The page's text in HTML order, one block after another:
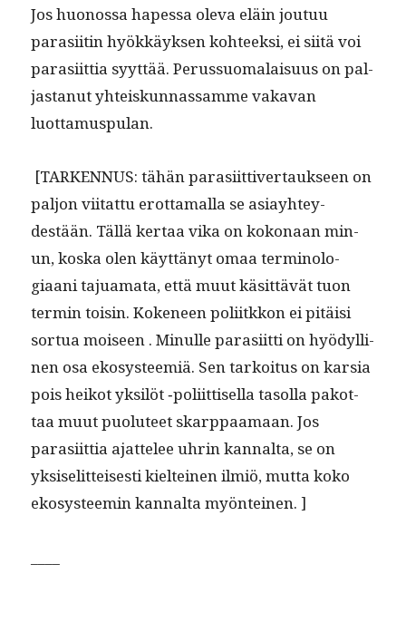
Jos huonos­sa hapes­sa ole­va eläin joutuu
parasi­itin hyökkäyk­sen kohteek­si, ei siitä voi
parasi­it­tia syyt­tää. Perus­suo­ma­laisu­us on pal­
jas­tanut yhteiskun­nas­samme vaka­van
luottamuspulan.
[TARKENNUS: tähän parasi­it­tiver­tauk­seen on
paljon viitat­tu erot­ta­mal­la se asi­ay­htey­
destään. Täl­lä ker­taa vika on kokon­aan min­
un, kos­ka olen käyt­tänyt omaa ter­mi­nolo­
giaani tajua­ma­ta, että muut käsit­tävät tuon
ter­min toisin. Koke­neen poli­itkkon ei pitäisi
sor­tua moi­seen . Min­ulle parasi­it­ti on hyödylli­
nen osa ekosys­teemiä. Sen tarkoi­tus on kar­sia
pois heikot yksilöt ‑poli­it­tisel­la tasol­la pakot­
taa muut puo­lu­teet skarp­paa­maan. Jos
parasi­it­tia ajat­telee uhrin kannal­ta, se on
yksiselit­teis­es­ti kiel­teinen ilmiö, mut­ta koko
ekosys­teemin kannal­ta myönteinen. ]